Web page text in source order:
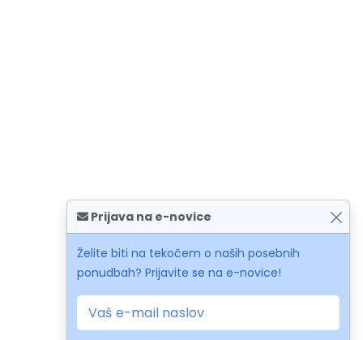
Prijava na e-novice
Želite biti na tekočem o naših posebnih
ponudbah? Prijavite se na e-novice!